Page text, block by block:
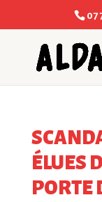
07
ÉLUES
PORTE